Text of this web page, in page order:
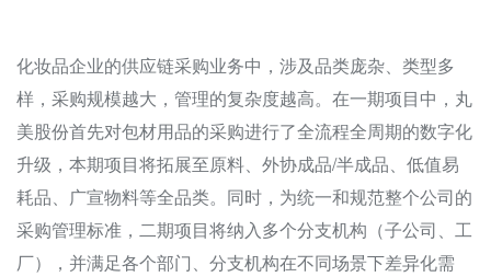
化妆品企业的供应链采购业务中，涉及品类庞杂、类型多
样，采购规模越大，管理的复杂度越高。在一期项目中，丸
美股份首先对包材用品的采购进行了全流程全周期的数字化
升级，本期项目将拓展至原料、外协成品/半成品、低值易
耗品、广宣物料等全品类。同时，为统一和规范整个公司的
采购管理标准，二期项目将纳入多个分支机构（子公司、工
厂），并满足各个部门、分支机构在不同场景下差异化需